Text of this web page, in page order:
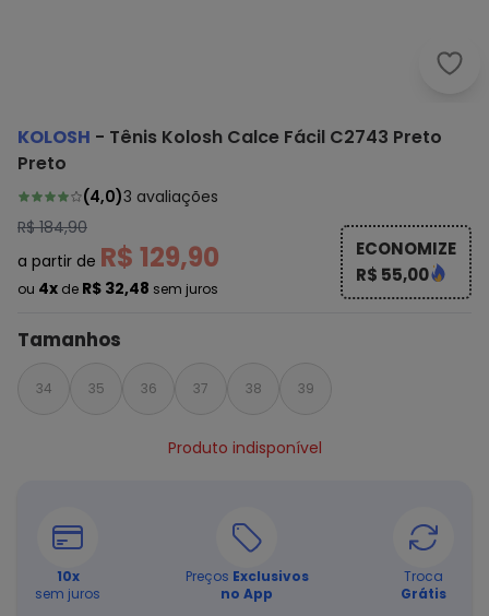
KOLOSH - Tênis Kolosh Calce Fácil C2743 Preto
Preto
(4,0)3 avaliações
R$ 184,90
a partir de R$ 129,90
ou 4x de R$ 32,48 sem juros
ECONOMIZE
R$ 55,00
Tamanhos
34 35 36 37 38 39
Produto indisponível
10x
sem juros
Preços Exclusivos
no App
Troca
Grátis